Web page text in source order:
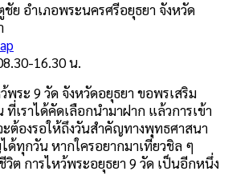
ย อำเภอพระนครศรีอยุธยา จังหวัด
16.30 น.
ระ 9 วัด จังหวัดอยุธยา ขอพรเสริม
เราได้คัดเลือกนำมาฝาก แล้วการเข้า
ต้องรอให้ถึงวันสำคัญทางพุทธศาสนา
ด้ทุกวัน หากใครอยากมาเที่ยวชิล ๆ
ต การไหว้พระอยุธยา 9 วัด เป็นอีกหนึ่ง